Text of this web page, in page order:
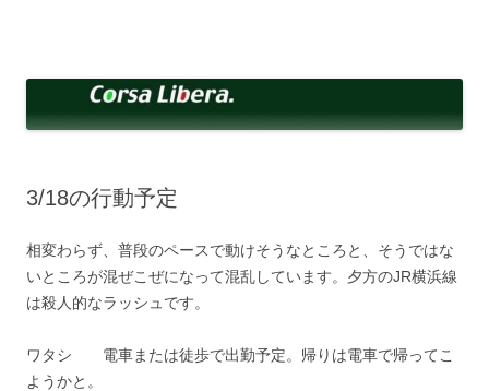
へ
ッ
3/18の行動予定
相変わらず、普段のペースで動けそうなところと、そうではな
いところが混ぜこぜになって混乱しています。夕方のJR横浜線
は殺人的なラッシュです。
ワタシ 電車または徒歩で出勤予定。帰りは電車で帰ってこ
ようかと。